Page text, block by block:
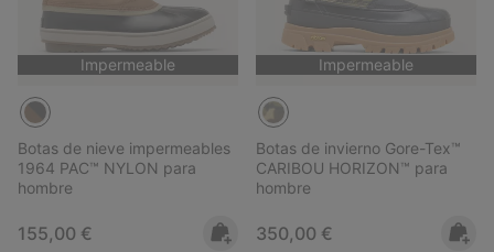
Impermeable
Botas de nieve impermeables
1964 PAC™ NYLON para
hombre
Regular price:
155,00 €
Impermeable
Botas de invierno Gore-Tex™
CARIBOU HORIZON™ para
hombre
Regular price:
350,00 €